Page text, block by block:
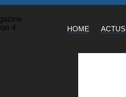
HOME ACTUS